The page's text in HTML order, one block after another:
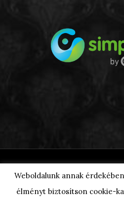
© Madonna.hu 2018
Weboldalunk annak
élményt biztosítson cookie-